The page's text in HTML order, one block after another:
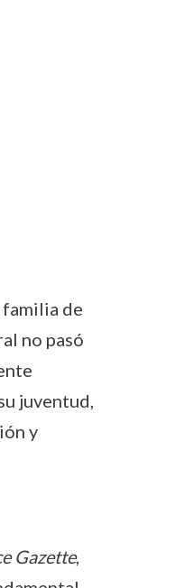
de
no pasó
juventud,
y
Gazette,